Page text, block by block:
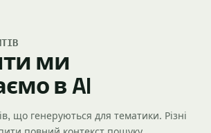
ми
в AI
що генеруються для тематики. Різні